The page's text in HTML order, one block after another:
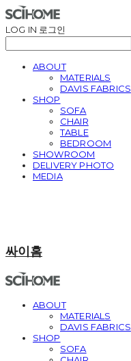
LOG IN 로그인
ABOUT
MATERIALS
DAVIS FABRICS
SHOP
SOFA
CHAIR
TABLE
BEDROOM
SHOWROOM
DELIVERY PHOTO
MEDIA
싸이홈
ABOUT
MATERIALS
DAVIS FABRICS
SHOP
SOFA